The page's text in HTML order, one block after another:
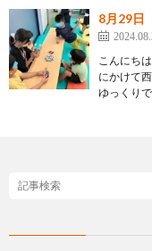
8月29日
こんにち
にかけて
ゆっくり